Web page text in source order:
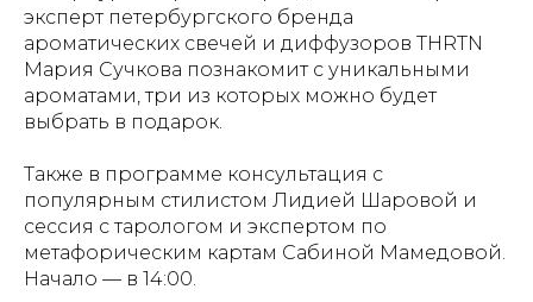
эксперт петербургского бренда
ароматических свечей и диффузоров THRTN
Мария Сучкова познакомит с уникальными
ароматами, три из которых можно будет
выбрать в подарок.
Также в программе консультация с
популярным стилистом Лидией Шаровой и
сессия с тарологом и экспертом по
метафорическим картам Сабиной Мамедовой.
Начало — в 14:00.